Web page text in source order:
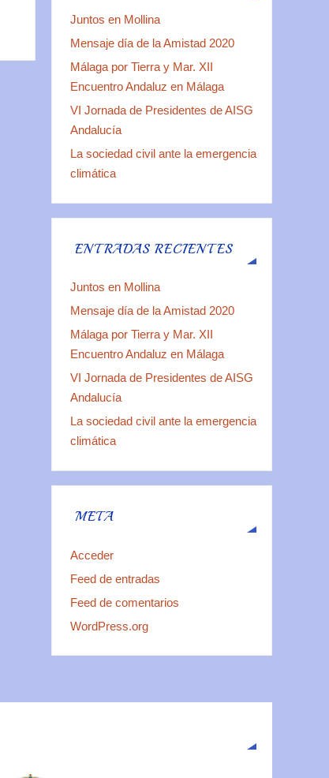
Juntos en Mollina
Mensaje día de la Amistad 2020
Málaga por Tierra y Mar. XII
Encuentro Andaluz en Málaga
VI Jornada de Presidentes de AISG
Andalucía
La sociedad civil ante la emergencia
climática
ENTRADAS RECIENTES
Juntos en Mollina
Mensaje día de la Amistad 2020
Málaga por Tierra y Mar. XII
Encuentro Andaluz en Málaga
VI Jornada de Presidentes de AISG
Andalucía
La sociedad civil ante la emergencia
climática
META
Acceder
Feed de entradas
Feed de comentarios
WordPress.org